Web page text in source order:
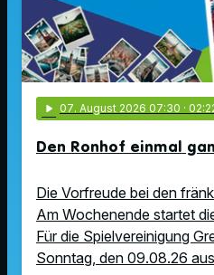
play_arrow 07. August 2026 07:30 ·
Den Ronhof einmal
Die Vorfreude bei den
Am Wochenende startet
Für die Spielvereinigung
Sonntag, den 09.08.26